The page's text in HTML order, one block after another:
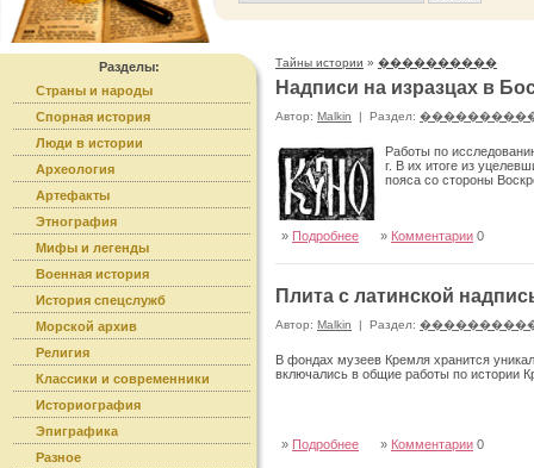
Разделы:
Страны и народы
Спорная история
Люди в истории
Археология
Артефакты
Этнография
Мифы и легенды
Военная история
История спецслужб
Морской архив
Религия
Классики и современники
Историография
Эпиграфика
Разное
Тайны истории » ����������
Надписи на изразцах в
Автор: Malkin | Раздел:
Работы по
г. В их итоге из
пояса со стороны
» Подробнее » Комментарии 0
Плита с латинской
Автор: Malkin | Раздел:
В фондах музеев Кремля хранится
включались в общие работы по истории
» Подробнее » Комментарии 0